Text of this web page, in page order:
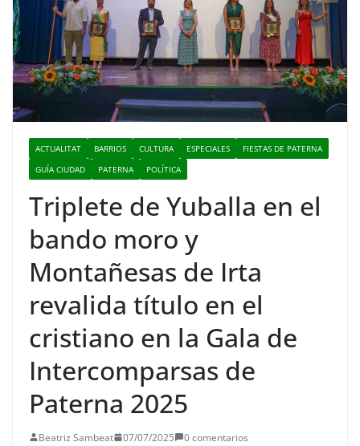
ACTUALITAT BARRIOS CULTURA ESPECIALES
FIESTAS DE PATERNA
GUÍA CIUDAD
PATERNA POLÍTICA
Triplete de Yuballa en el
bando moro y
Montañesas de Irta
revalida título en el
cristiano en la Gala de
Intercomparsas de
Paterna 2025
Beatriz Sambeat 07/07/2025
0 comentarios